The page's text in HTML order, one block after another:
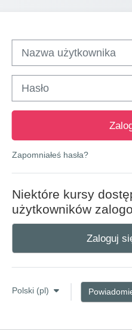
Zapomniałeś hasła?
Niektóre kursy
użytkowników
Zaloguj
Polski ‎(pl)‎